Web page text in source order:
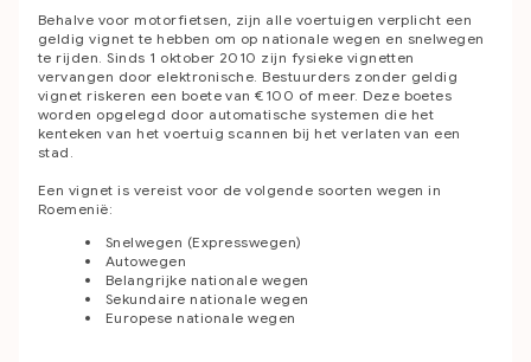
Behalve voor motorfietsen, zijn alle voertuigen verplicht een
geldig vignet te hebben om op nationale wegen en snelwegen
te rijden. Sinds 1 oktober 2010 zijn fysieke vignetten
vervangen door elektronische. Bestuurders zonder geldig
vignet riskeren een boete van €100 of meer. Deze boetes
worden opgelegd door automatische systemen die het
kenteken van het voertuig scannen bij het verlaten van een
stad.
Een vignet is vereist voor de volgende soorten wegen in
Roemenië:
Snelwegen (Expresswegen)
Autowegen
Belangrijke nationale wegen
Sekundaire nationale wegen
Europese nationale wegen